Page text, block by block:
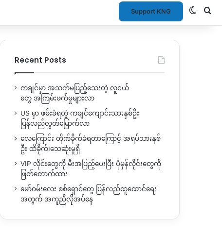
Support KNG
Recent Posts
ကချင်မှာ အသက်မပြည့်သေးတဲ့ လူငယ်
တွေ အကြမ်းဖက်မှုများလာ
US မှာ ဖမ်းခံရတဲ့ ကချင်ကျောင်းသားနှစ်ဦး
ပြန်လည်လွတ်မြောက်လာ
လေကြောင်း တိုက်ခိုက်ခံရတာကြောင့် အရပ်သားနှစ်
ဦး ထိခိုက်၊သေဆုံးမှုရှိ
VIP လိုင်းတွေကို မီးအပြည့်ပေးပြီး ပုံမှန်လိုင်းတွေကို
ဖြတ်တောက်ထား
မော်ဝမ်းလေး စစ်ရှောင်တွေ ပြန်လည်ထူထောင်ရေး
အတွက် အကူညီလိုအပ်နေ